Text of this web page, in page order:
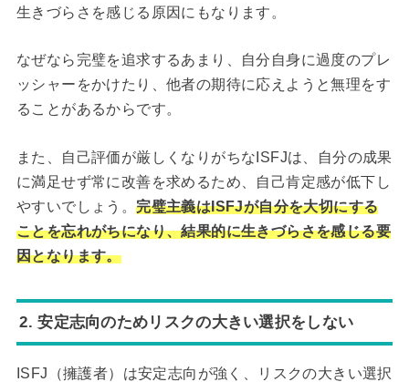
生きづらさを感じる原因にもなります。
なぜなら完璧を追求するあまり、自分自身に過度のプレ
ッシャーをかけたり、他者の期待に応えようと無理をす
ることがあるからです。
また、自己評価が厳しくなりがちなISFJは、自分の成果
に満足せず常に改善を求めるため、自己肯定感が低下し
やすいでしょう。完璧主義はISFJが自分を大切にする
ことを忘れがちになり、結果的に生きづらさを感じる要
因となります。
2. 安定志向のためリスクの大きい選択をしない
ISFJ（擁護者）は安定志向が強く、リスクの大きい選択